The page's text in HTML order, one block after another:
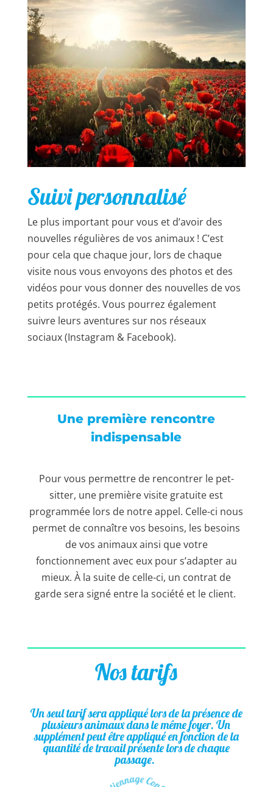
Suivi personnalisé
Le plus important pour vous et d’avoir des
nouvelles régulières de vos animaux ! C’est
pour cela que chaque jour, lors de chaque
visite nous vous envoyons des photos et des
vidéos pour vous donner des nouvelles de vos
petits protégés. Vous pourrez également
suivre leurs aventures sur nos réseaux
sociaux(Instagram & Facebook).
Une première rencontre
indispensable
Pour vous permettre de rencontrer le pet-
sitter, une première visite gratuite est
programmée lors de notre appel. Celle-ci nous
permet de connaître vos besoins, les besoins
de vos animaux ainsi que votre
fonctionnement avec eux pour s’adapter au
mieux. À la suite de celle-ci, un contrat de
garde sera signé entre la société et le client.
Nos tarifs
Un seul tarif sera appliqué lors de la présence de
plusieurs animaux dans le même foyer. Un
supplément peut être appliqué en fonction de la
quantité de travail présente lors de chaque
passage.